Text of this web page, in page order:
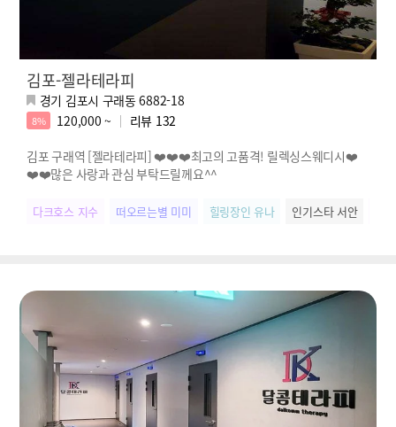
김포-젤라테라피
경기 김포시 구래동 6882-18
8% 120,000 ~ 리뷰 132
김포 구래역 [젤라테라피] ❤️❤️❤️최고의 고품격! 릴렉싱스웨디시❤️
❤️❤️많은 사랑과 관심 부탁드릴께요^^
다크호스 지수 떠오르는별 미미 힐링장인 유나 인기스타 서안